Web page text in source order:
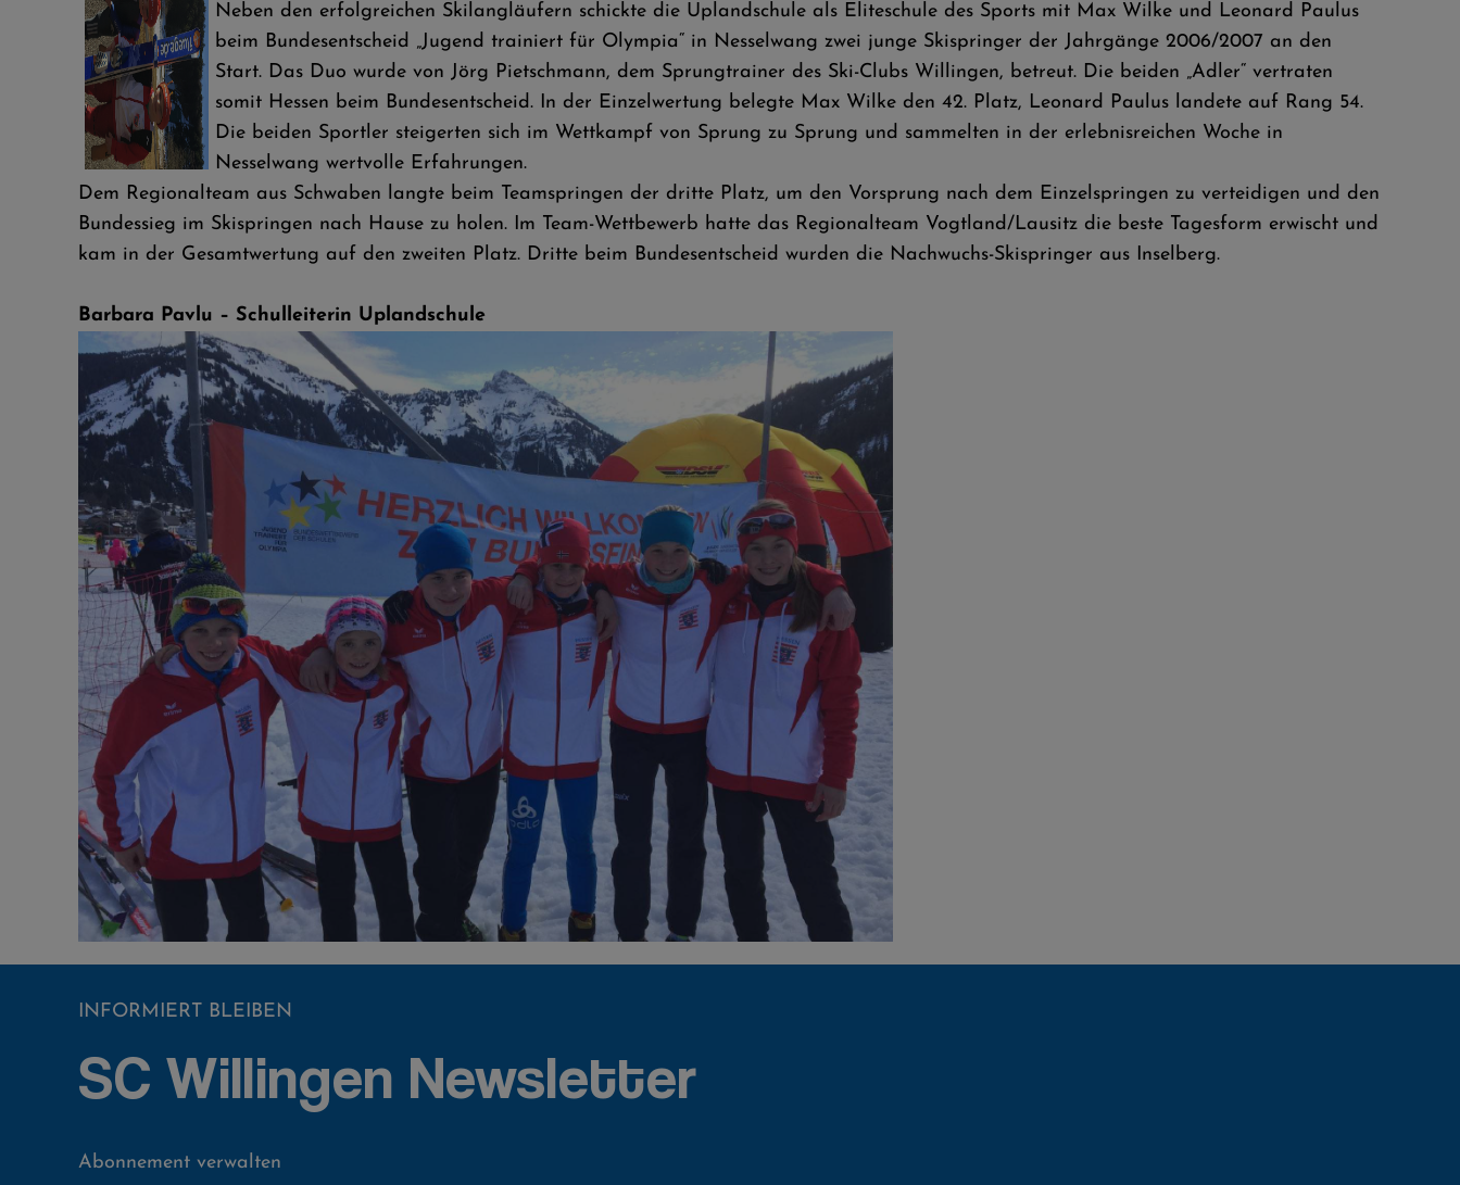
Neben den erfolgreichen Skilangläufern schickte die Uplandschule als Eliteschule des Sports mit Max Wilke und Leonard Paulus
beim Bundesentscheid „Jugend trainiert für Olympia“ in Nesselwang zwei junge Skispringer der Jahrgänge 2006/2007 an den
Start. Das Duo wurde von Jörg Pietschmann, dem Sprungtrainer des Ski-Clubs Willingen, betreut. Die beiden „Adler“ vertraten
somit Hessen beim Bundesentscheid. In der Einzelwertung belegte Max Wilke den 42. Platz, Leonard Paulus landete auf Rang 54.
Die beiden Sportler steigerten sich im Wettkampf von Sprung zu Sprung und sammelten in der erlebnisreichen Woche in
Nesselwang wertvolle Erfahrungen.
Dem Regionalteam aus Schwaben langte beim Teamspringen der dritte Platz, um den Vorsprung nach dem Einzelspringen zu verteidigen und den
Bundessieg im Skispringen nach Hause zu holen. Im Team-Wettbewerb hatte das Regionalteam Vogtland/Lausitz die beste Tagesform erwischt und
kam in der Gesamtwertung auf den zweiten Platz. Dritte beim Bundesentscheid wurden die Nachwuchs-Skispringer aus Inselberg.
Barbara Pavlu – Schulleiterin Uplandschule
INFORMIERT BLEIBEN
SC Willingen Newsletter
Abonnement verwalten